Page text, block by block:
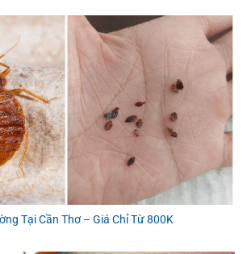
Tại Cần Thơ – Giá Chỉ Từ 800K